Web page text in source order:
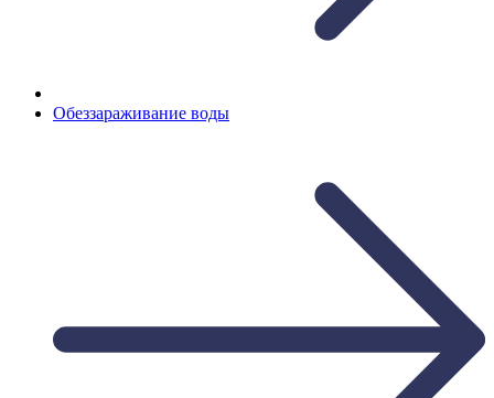
Обеззараживание воды